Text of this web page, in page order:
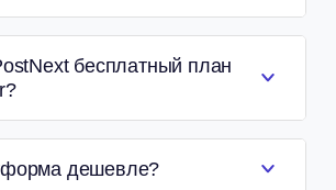
бесплатный план
дешевле?